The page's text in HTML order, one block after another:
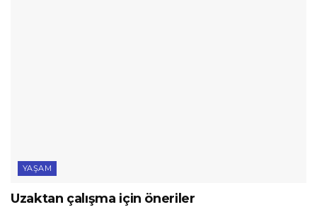
YAŞAM
Uzaktan çalışma için öneriler